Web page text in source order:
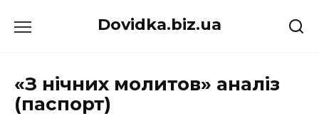
до
Dovidka.biz.ua
«З нічних молитов» аналіз
(паспорт)